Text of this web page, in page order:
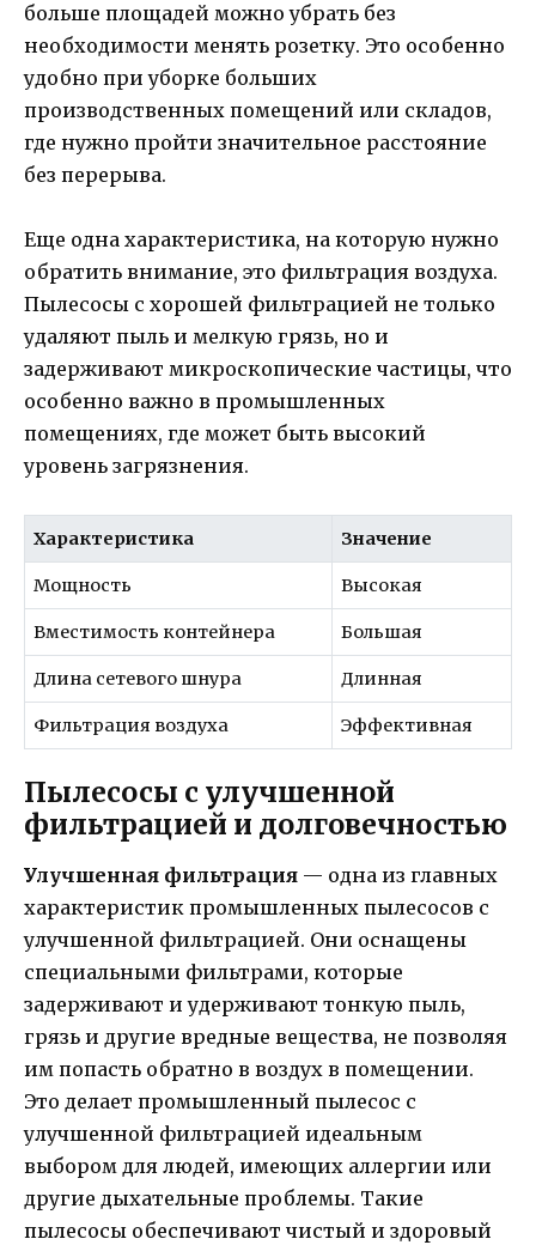
больше площадей можно убрать без
необходимости менять розетку. Это особенно
удобно при уборке больших
производственных помещений или складов,
где нужно пройти значительное расстояние
без перерыва.
Еще одна характеристика, на которую нужно
обратить внимание, это фильтрация воздуха.
Пылесосы с хорошей фильтрацией не только
удаляют пыль и мелкую грязь, но и
задерживают микроскопические частицы, что
особенно важно в промышленных
помещениях, где может быть высокий
уровень загрязнения.
Характеристика Значение
Мощность Высокая
Вместимость контейнера Большая
Длина сетевого шнура Длинная
Фильтрация воздуха Эффективная
Пылесосы с улучшенной
фильтрацией и долговечностью
Улучшенная фильтрация — одна из главных
характеристик промышленных пылесосов с
улучшенной фильтрацией. Они оснащены
специальными фильтрами, которые
задерживают и удерживают тонкую пыль,
грязь и другие вредные вещества, не позволяя
им попасть обратно в воздух в помещении.
Это делает промышленный пылесос с
улучшенной фильтрацией идеальным
выбором для людей, имеющих аллергии или
другие дыхательные проблемы. Такие
пылесосы обеспечивают чистый и здоровый